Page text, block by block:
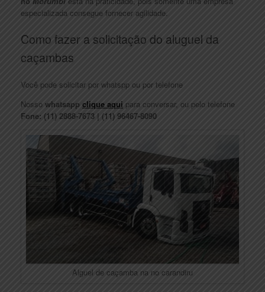
especializada consegue fornecer agilidade.
Como fazer a solicitação do aluguel da
caçambas
Você pode solicitar por whatspp ou por telefone
Nosso whatsapp clique aqui para conversar, ou pelo telefone
Fone: (11) 2888-7673 | (11) 96467-8090
Alguel de caçamba na no carandiru